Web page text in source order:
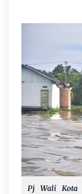
Pj Wali Kota